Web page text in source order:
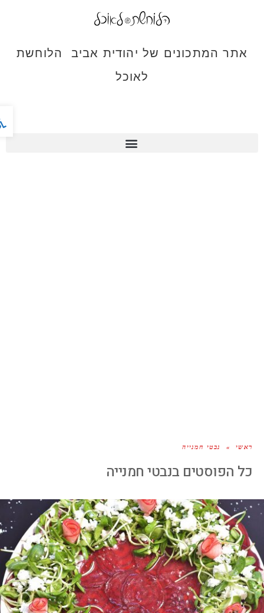
אתר המתכונים של יהודית אביב הלוחשת
לאוכל
ראשי » נבטי חמנייה
כל הפוסטים ב נבטי חמנייה